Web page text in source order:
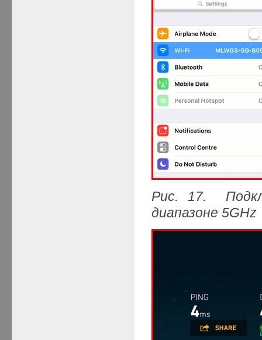
Рис. 17.
диапазоне 5GHz